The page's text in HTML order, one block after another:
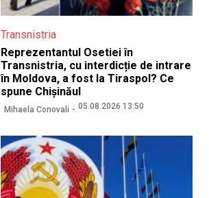
Transnistria
Reprezentantul Osetiei în
Transnistria, cu interdicție de intrare
în Moldova, a fost la Tiraspol? Ce
spune Chișinăul
Mihaela Conovali 05.08.2026 13:50